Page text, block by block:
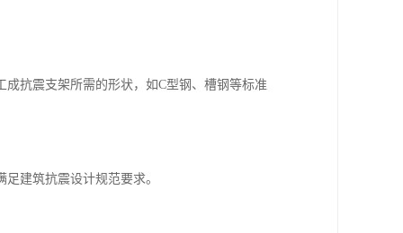
抗震支架所需的形状，如C型钢、槽钢等标准
建筑抗震设计规范要求。